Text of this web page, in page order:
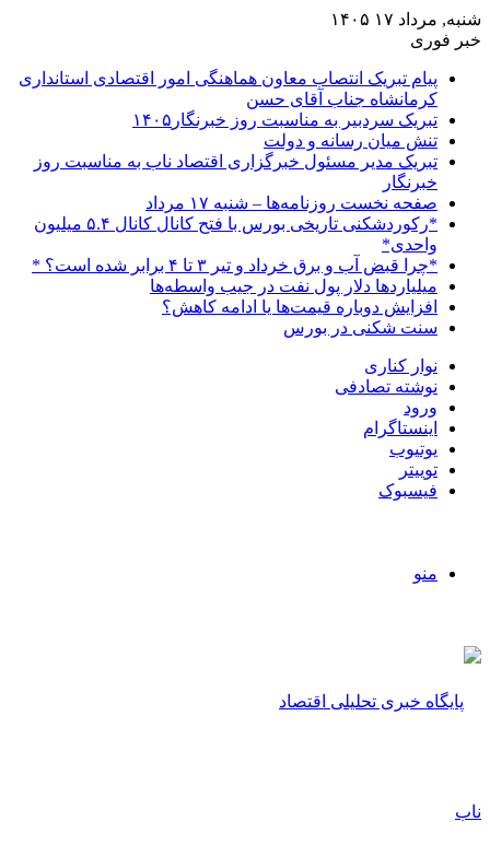
شنبه, مرداد ۱۷ ۱۴۰۵
خبر فوری
پیام تبریک انتصاب معاون هماهنگی امور اقتصادی استانداری
کرمانشاه جناب آقای حسن
تبریک سردبیر به مناسبت روز خبرنگار۱۴۰۵
تنش میان رسانه و دولت
تبریک مدیر مسئول خبرگزاری اقتصاد ناب به مناسبت روز
خبرنگار
صفحه نخست روزنامه‌ها – شنبه ۱۷ مرداد
*رکوردشکنی تاریخی بورس با فتح کانال کانال ۵.۴ میلیون
واحدی*
*چرا قبض آب و برق خرداد و تیر ۳ تا ۴ برابر شده است؟ *
میلیاردها دلار پول نفت در جیب واسطه‌ها
افزایش دوباره قیمت‌ها یا ادامه کاهش؟
سنت شکنی در بورس
نوار کناری
نوشته تصادفی
ورود
اینستاگرام
یوتیوب
توییتر
فیسبوک
منو